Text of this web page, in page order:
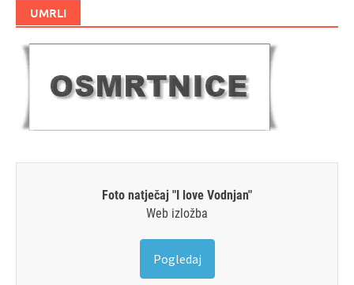
UMRLI
Foto natječaj "I love Vodnjan"
Web izložba
Pogledaj